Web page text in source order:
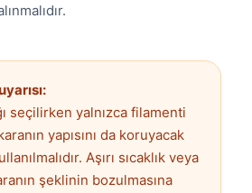
seçilirken yalnızca filamenti
yapısını da koruyacak
Aşırı sıcaklık veya
şeklinin bozulmasına